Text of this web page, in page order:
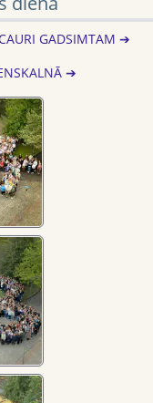
GADSIMTAM ➔
➔